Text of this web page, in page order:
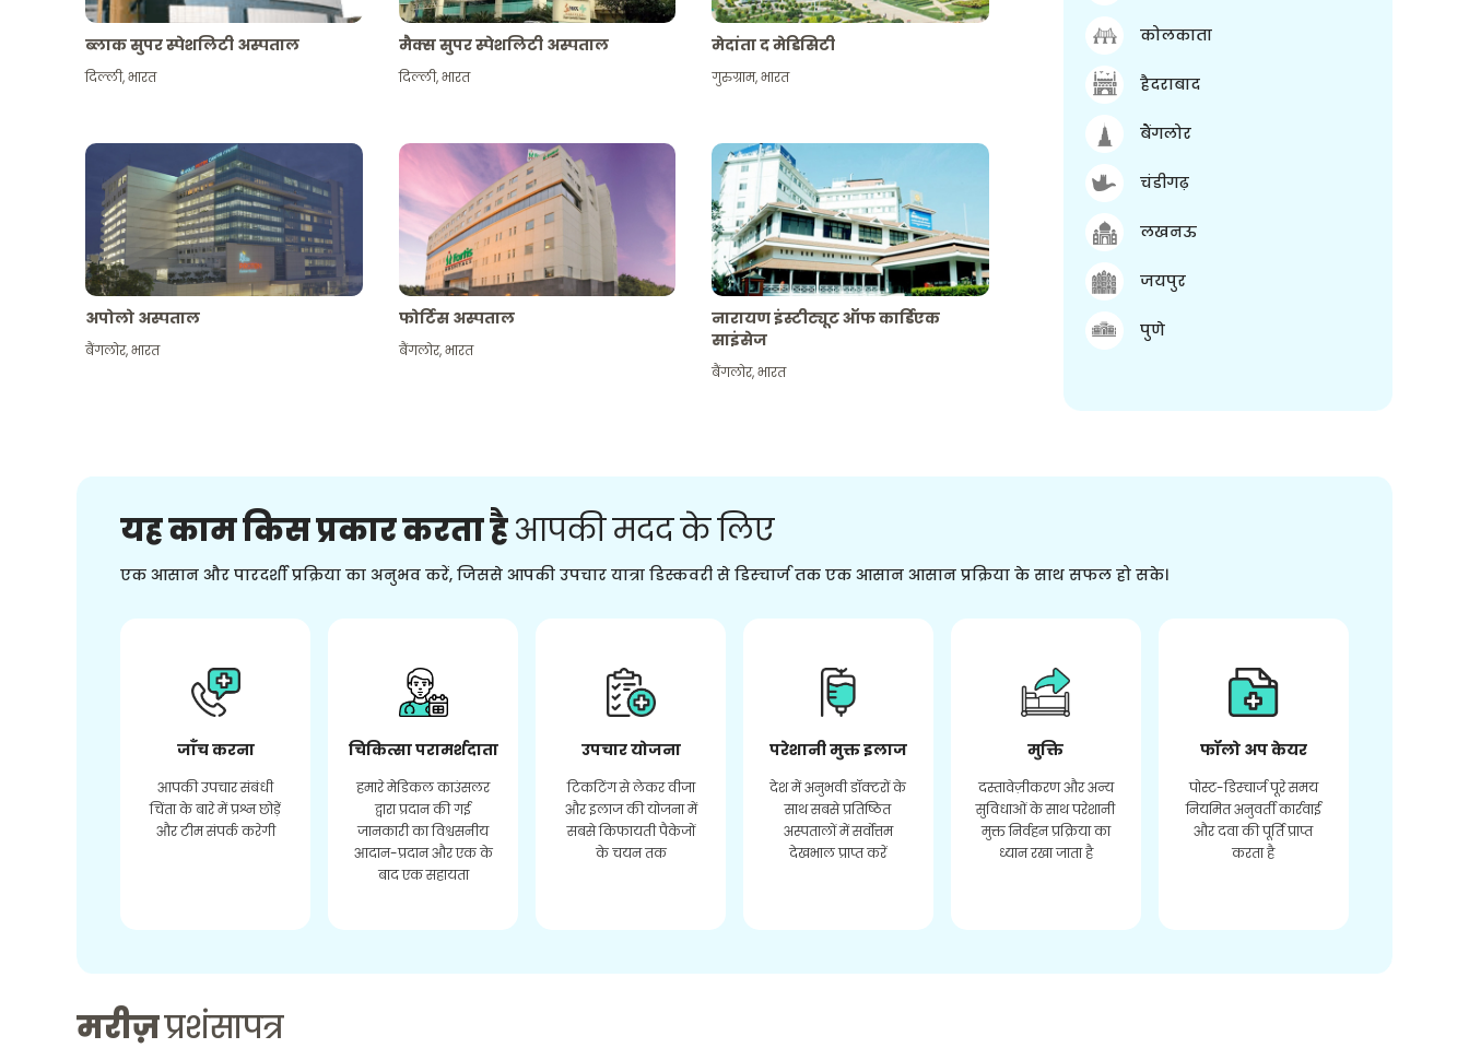
ब्लाक सुपर स्पेशलिटी अस्पताल
दिल्ली,भारत
मैक्स सुपर स्पेशलिटी अस्पताल
दिल्ली,भारत
मेदांता द मेडिसिटी
गुरुग्राम,भारत
अपोलो अस्पताल
बैंगलोर,भारत
फोर्टिस अस्पताल
बैंगलोर,भारत
नारायण इंस्टीट्यूट ऑफ कार्डिएक
साइंसेज
बैंगलोर,भारत
कोलकाता
हैदराबाद
बैंगलोर
चंडीगढ़
लखनऊ
जयपुर
पुणे
यह काम किस प्रकार करता हैआपकी मदद के लिए
एक आसान और पारदर्शी प्रक्रिया का अनुभव करें, जिससे आपकी उपचार यात्रा डिस्कवरी से डिस्चार्ज तक एक आसान आसान प्रक्रिया के साथ सफल हो सके।
जाँच करना
आपकी उपचार संबंधी
चिंता के बारे में प्रश्न छोड़ें
और टीम संपर्क करेगी
चिकित्सा परामर्शदाता
हमारे मेडिकल काउंसलर
द्वारा प्रदान की गई
जानकारी का विश्वसनीय
आदान-प्रदान और एक के
बाद एक सहायता
उपचार योजना
टिकटिंग से लेकर वीजा
और इलाज की योजना में
सबसे किफायती पैकेजों
के चयन तक
परेशानी मुक्त इलाज
देश में अनुभवी डॉक्टरों के
साथ सबसे प्रतिष्ठित
अस्पतालों में सर्वोत्तम
देखभाल प्राप्त करें
मुक्ति
दस्तावेज़ीकरण और अन्य
सुविधाओं के साथ परेशानी
मुक्त निर्वहन प्रक्रिया का
ध्यान रखा जाता है
फॉलो अप केयर
पोस्ट-डिस्चार्ज पूरे समय
नियमित अनुवर्ती कार्रवाई
और दवा की पूर्ति प्राप्त
करता है
मरीज़प्रशंसापत्र